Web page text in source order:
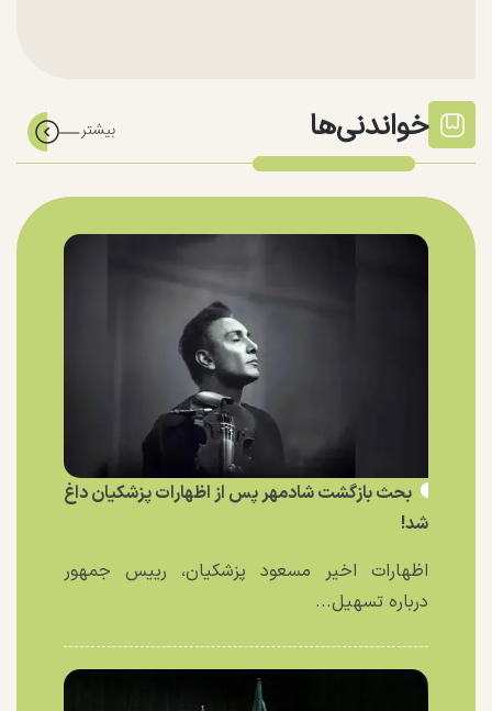
خواندنی‌ها
بحث بازگشت شادمهر پس از اظهارات پزشکیان داغ
شد!
اظهارات اخیر مسعود پزشکیان، رییس جمهور
درباره تسهیل...